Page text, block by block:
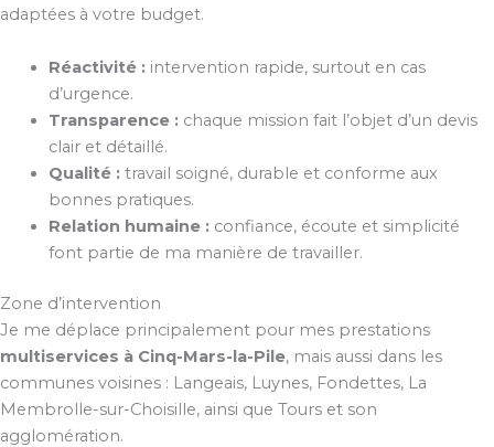
adaptées à votre budget.
Réactivité :intervention rapide, surtout en cas
d’urgence.
Transparence :chaque mission fait l’objet d’un devis
clair et détaillé.
Qualité :travail soigné, durable et conforme aux
bonnes pratiques.
Relation humaine :confiance, écoute et simplicité
font partie de ma manière de travailler.
Zone d’intervention
Je me déplace principalement pour mes prestations
multiservices à Cinq-Mars-la-Pile, mais aussi dans les
communes voisines : Langeais, Luynes, Fondettes, La
Membrolle-sur-Choisille, ainsi que Tours et son
agglomération.